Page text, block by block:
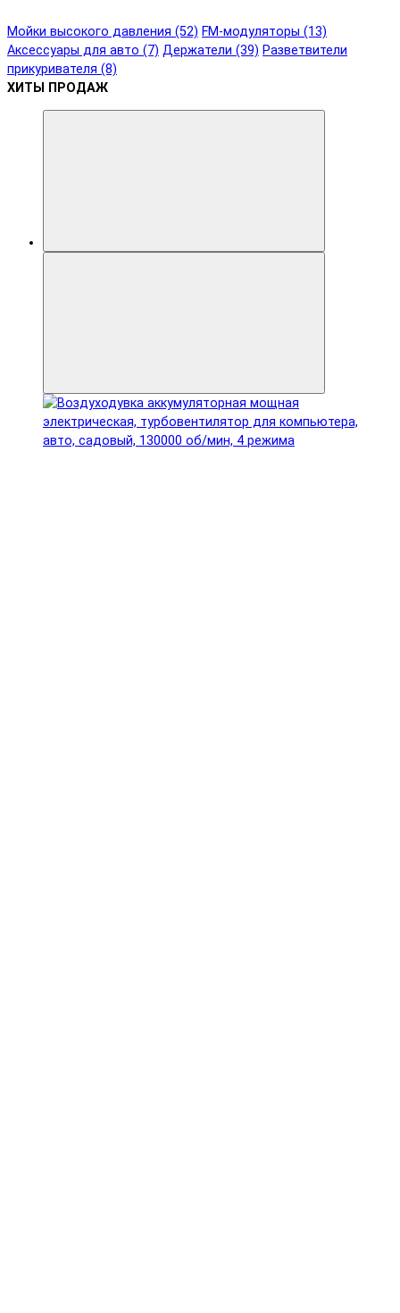
Мойки высокого давления (52) FM-модуляторы (13)
Аксессуары для авто (7) Держатели (39) Разветвители
прикуривателя (8)
ХИТЫ ПРОДАЖ